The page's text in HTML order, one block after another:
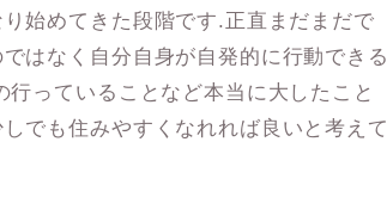
始めてきた段階です.正直まだまだで
はなく自分自身が自発的に行動できる
っていることなど本当に大したこと
でも住みやすくなれれば良いと考えて